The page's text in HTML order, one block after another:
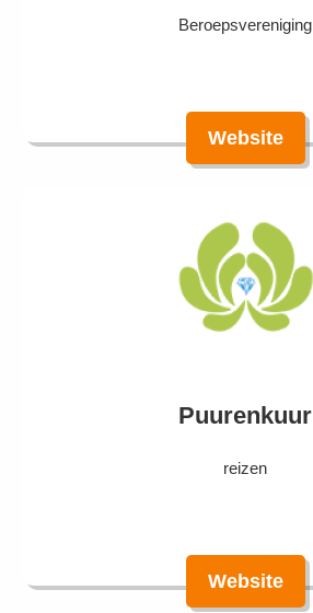
Beroepsvereniging
Website
Puurenkuur
reizen
Website